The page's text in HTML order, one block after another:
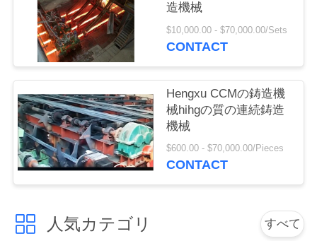
わ
せ
見
積
頼
造機械
$10,000.00 - $70,000.00/Sets
CONTACT
Hengxu CCMの鋳造機
械hihgの質の連続鋳造
機械
$600.00 - $70,000.00/Pieces
CONTACT
人気カテゴリ すべて